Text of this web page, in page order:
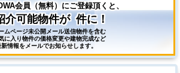
会員（無料）にご登録頂くと、
介可能物件が 件に！
ムページ未公開メール送信物件を含む
に入り物件の価格変更や建物完成など
新情報をメールでお知らせします。